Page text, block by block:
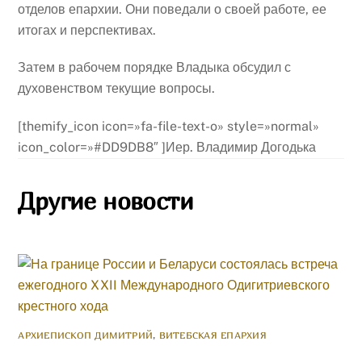
отделов епархии. Они поведали о своей работе, ее
итогах и перспективах.
Затем в рабочем порядке Владыка обсудил с
духовенством текущие вопросы.
[themify_icon icon=»fa-file-text-o» style=»normal»
icon_color=»#DD9DB8″ ]Иер. Владимир Догодька
Другие новости
АРХИЕПИСКОП ДИМИТРИЙ, ВИТЕБСКАЯ ЕПАРХИЯ